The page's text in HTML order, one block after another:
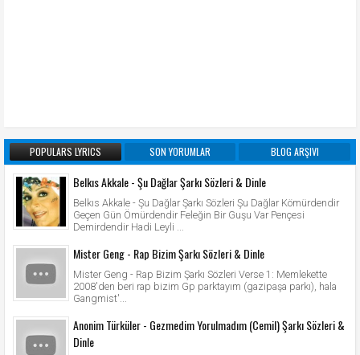
POPULARS LYRICS SON YORUMLAR BLOG ARŞIVI
Belkıs Akkale - Şu Dağlar Şarkı Sözleri & Dinle
Belkıs Akkale - Şu Dağlar Şarkı Sözleri Şu Dağlar Kömürdendir
Geçen Gün Ömürdendir Feleğin Bir Guşu Var Pençesi
Demirdendir Hadi Leyli ...
Mister Geng - Rap Bizim Şarkı Sözleri & Dinle
Mister Geng - Rap Bizim Şarkı Sözleri Verse 1: Memlekette
2008'den beri rap bizim Gp parktayım (gazipaşa parkı), hala
Gangmist'...
Anonim Türküler - Gezmedim Yorulmadım (Cemil) Şarkı Sözleri &
Dinle